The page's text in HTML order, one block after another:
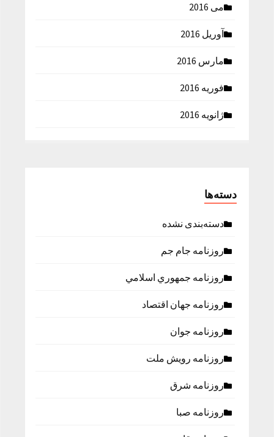
می 2016
آوریل 2016
مارس 2016
فوریه 2016
ژانویه 2016
دسته‌ها
دسته‌بندی نشده
روزنامه جام جم
روزنامه جمهوري اسلامي
روزنامه جهان اقتصاد
روزنامه جوان
روزنامه رویش ملت
روزنامه شرق
روزنامه صبا